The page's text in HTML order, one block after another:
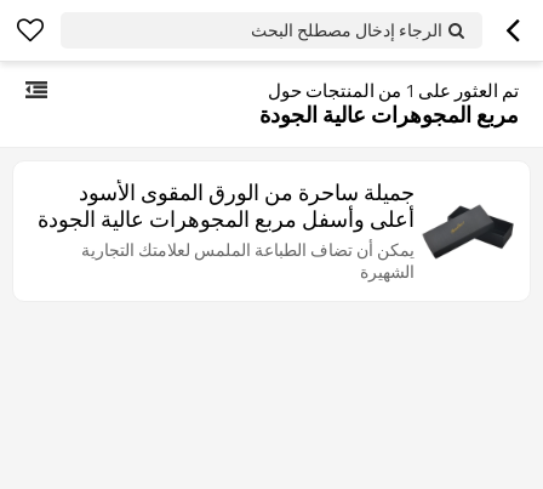
الرجاء إدخال مصطلح البحث
تم العثور على 1 من المنتجات حول
مربع المجوهرات عالية الجودة
جميلة ساحرة من الورق المقوى الأسود
أعلى وأسفل مربع المجوهرات عالية الجودة
للتعبئة قلادة
يمكن أن تضاف الطباعة الملمس لعلامتك التجارية
الشهيرة